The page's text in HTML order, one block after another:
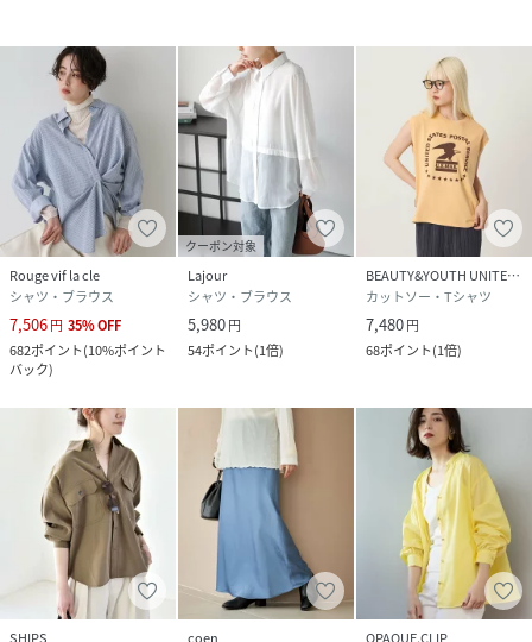
しても発送いたします。
あらかじめご了承ください。
性別タイプ レディース
原産国 中国
素材 レーヨン76% ナイロン24%
サイズ
クリーニング
NH9858_31500010006
31500010006-83-3B NH9858
Rouge vif la cle
シャツ・ブラウス
7,506円 35%OFF
682ポイント(10%ポイント
バック)
クーポン対象
Lajour
シャツ・ブラウス
5,980円
54ポイント(1倍)
BEAUTY&YOUTH UNITED ARROWS
カットソー・Tシャツ
7,480円
68ポイント(1倍)
SHIPS coen OPAQUE.CLIP